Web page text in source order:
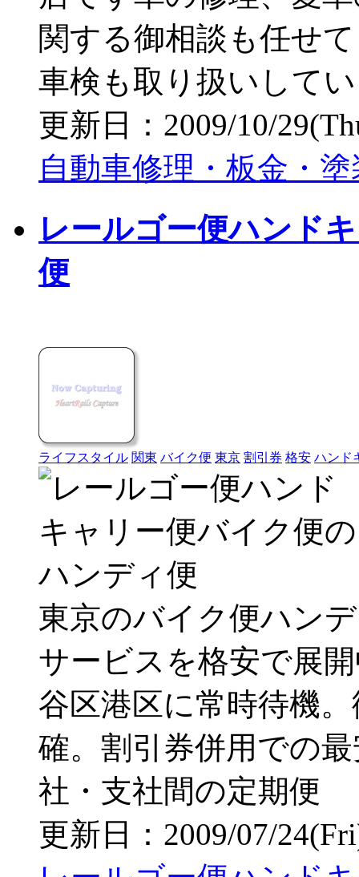
関する御相談も任せ
車検も取り扱いして
更新日：2009/10/
自動車修理・板金・
レールゴー便ハンド
便
ライフスタイル 関東 バイク便 東京 割引券 格安 ハンド
東京のバイク便ハン
サービスを格安で展
谷区港区に常時待機
確。割引券併用での
社・支社間の定期便
更新日：2009/07/